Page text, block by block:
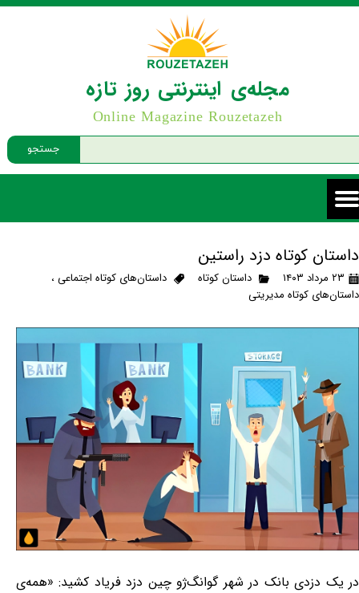
جستجو
مجله‌ی اینترنتی روز تازه
Online Magazine Rouzetazeh
داستان کوتاه دزد راستین
۲۳ مرداد ۱۴۰۳ داستان کوتاه داستان‌های کوتاه اجتماعی،
داستان‌های کوتاه مدیریتی
در یک دزدی بانک در شهر گوانگ‌ژو چین دزد فریاد کشید: «همه‌ی